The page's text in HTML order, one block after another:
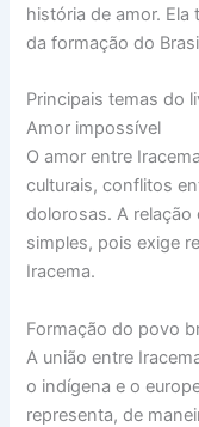
história de amor.
da formação do
Principais temas do
Amor impossível
O amor entre
culturais, conflitos
dolorosas. A
simples, pois exige
Iracema.
Formação do povo
A união entre
o indígena e o
representa, de